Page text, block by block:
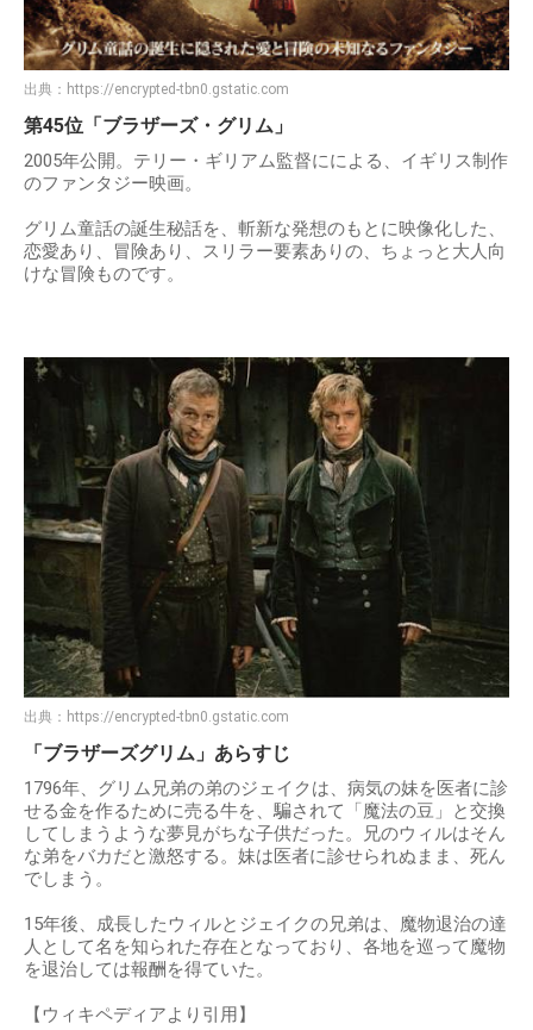
出典： https://encrypted-tbn0.gstatic.com
第45位「ブラザーズ・グリム」
2005年公開。テリー・ギリアム監督にによる、イギリス制作
のファンタジー映画。
グリム童話の誕生秘話を、斬新な発想のもとに映像化した、
恋愛あり、冒険あり、スリラー要素ありの、ちょっと大人向
けな冒険ものです。
出典： https://encrypted-tbn0.gstatic.com
「ブラザーズグリム」あらすじ
1796年、グリム兄弟の弟のジェイクは、病気の妹を医者に診
せる金を作るために売る牛を、騙されて「魔法の豆」と交換
してしまうような夢見がちな子供だった。兄のウィルはそん
な弟をバカだと激怒する。妹は医者に診せられぬまま、死ん
でしまう。
15年後、成長したウィルとジェイクの兄弟は、魔物退治の達
人として名を知られた存在となっており、各地を巡って魔物
を退治しては報酬を得ていた。
【ウィキペディアより引用】